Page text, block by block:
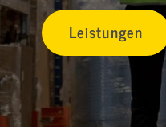
Leistungen